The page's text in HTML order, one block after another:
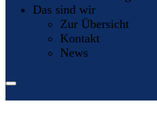
Das sind wir
Zur Übersicht
Kontakt
News